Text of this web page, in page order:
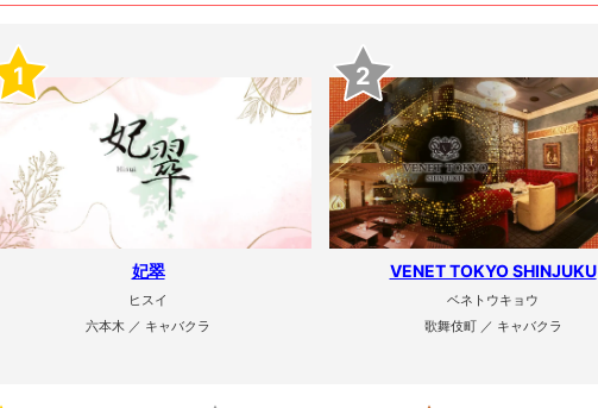
1
妃翠
ヒスイ
六本木 ／ キャバクラ
2
VENET TOKYO SHINJUKU
ベネトウキョウ
歌舞伎町 ／ キャバクラ